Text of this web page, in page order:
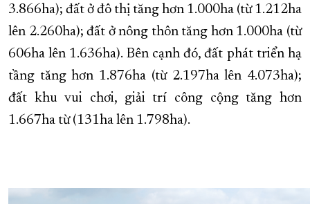
3.866ha); đất ở đô thị tăng hơn 1.000ha (từ 1.212ha
lên 2.260ha); đất ở nông thôn tăng hơn 1.000ha (từ
606ha lên 1.636ha). Bên cạnh đó, đất phát triển hạ
tầng tăng hơn 1.876ha (từ 2.197ha lên 4.073ha);
đất khu vui chơi, giải trí công cộng tăng hơn
1.667ha từ (131ha lên 1.798ha).